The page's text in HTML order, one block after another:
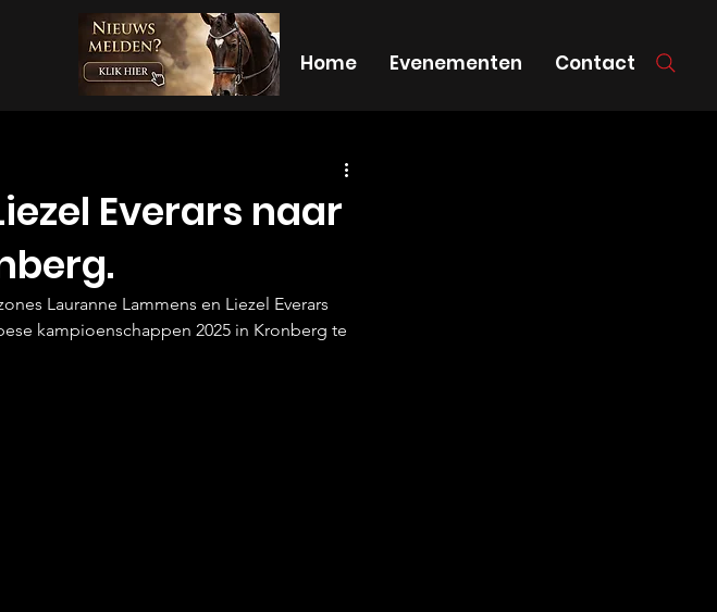
Home Evenementen Contact
Everars naar
Lauranne Lammens en Liezel Everars
kampioenschappen 2025 in Kronberg te